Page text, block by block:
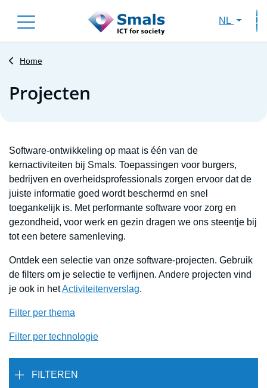
to
main
NL
Home
Projecten
Software-ontwikkeling op maat is één van de
kernactiviteiten bij Smals. Toepassingen voor burgers,
bedrijven en overheidsprofessionals zorgen ervoor dat de
juiste informatie goed wordt beschermd en snel
toegankelijk is. Met performante software voor zorg en
gezondheid, voor werk en gezin dragen we ons steentje bij
tot een betere samenleving.
Ontdek een selectie van onze software-projecten. Gebruik
de filters om je selectie te verfijnen. Andere projecten vind
je ook in hetActiviteitenverslag.
Filter per thema
Filter per technologie
FILTEREN